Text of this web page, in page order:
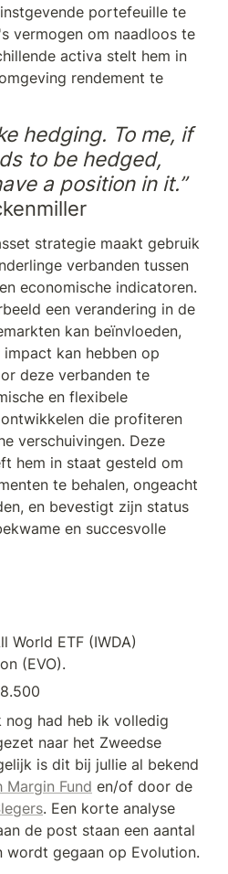
portefeuille te
vermogen om naadloos te
activa stelt hem in
rendement te
hedging. To me, if
to be hedged,
you shouldn't have a position in it.”
strategie maakt gebruik
verbanden tussen
economische indicatoren.
een verandering in de
kan beïnvloeden,
kan hebben op
deze verbanden te
en flexibele
die profiteren
verschuivingen. Deze
hem in staat gesteld om
te behalen, ongeacht
en bevestigt zijn status
en succesvolle
World ETF (IWDA)
(EVO).
nog had heb ik volledig
is dit bij jullie al bekend
Margin Fund en/of door de
. Een korte analyse
de post staan een aantal
wordt gegaan op Evolution.